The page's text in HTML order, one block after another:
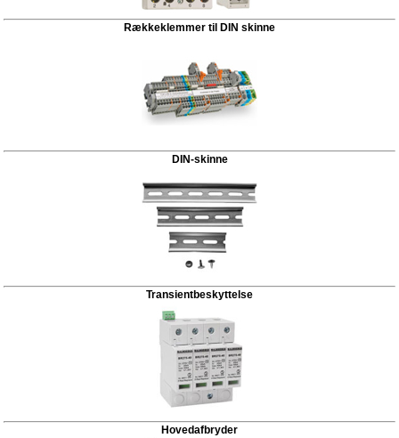
Rækkeklemmer til DIN skinne
DIN-skinne
Transientbeskyttelse
Hovedafbryder